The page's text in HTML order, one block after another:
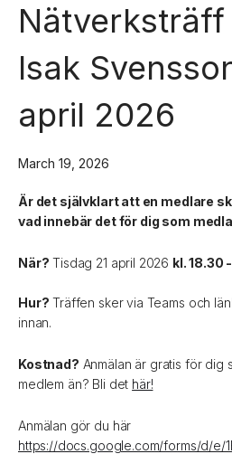
Nätverksträff
Isak
april 2026
March 19, 2026
Är det självklart att en medlare
vad innebär det för dig som
När? Tisdag 21 april 2026 kl. 18.30
Hur? Träffen sker via Teams och
innan.
Kostnad? Anmälan är gratis för dig
medlem än? Bli det här!
Anmälan gör du här
https://docs.google.com/forms/d/e/